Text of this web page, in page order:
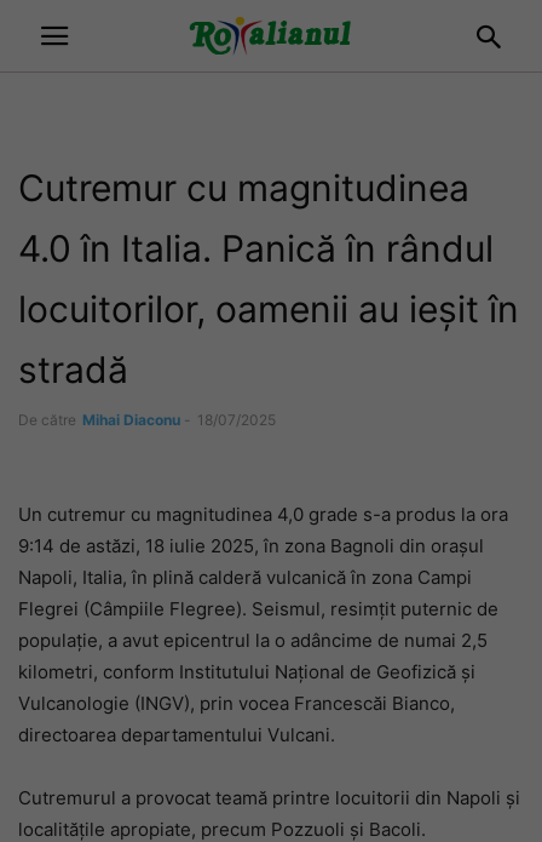
Cutremur cu magnitudinea
4.0 în Italia. Panică în rândul
locuitorilor, oamenii au ieșit în
stradă
De către Mihai Diaconu - 18/07/2025
Un cutremur cu magnitudinea 4,0 grade s-a produs la ora
9:14 de astăzi, 18 iulie 2025, în zona Bagnoli din orașul
Napoli, Italia, în plină calderă vulcanică în zona Campi
Flegrei (Câmpiile Flegree). Seismul, resimțit puternic de
populație, a avut epicentrul la o adâncime de numai 2,5
kilometri, conform Institutului Național de Geofizică și
Vulcanologie (INGV), prin vocea Francescăi Bianco,
directoarea departamentului Vulcani.
Cutremurul a provocat teamă printre locuitorii din Napoli și
localitățile apropiate, precum Pozzuoli și Bacoli.